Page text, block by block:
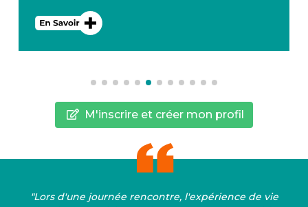
M'inscrire et créer mon profil
"Lors d'une journée rencontre, l'expérience de vie